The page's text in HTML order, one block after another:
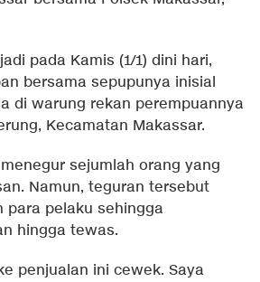
pada Kamis (1/1) dini hari,
bersama sepupunya inisial
di warung rekan perempuannya
Kecamatan Makassar.
sejumlah orang yang
Namun, teguran tersebut
para pelaku sehingga
hingga tewas.
penjualan ini cewek. Saya